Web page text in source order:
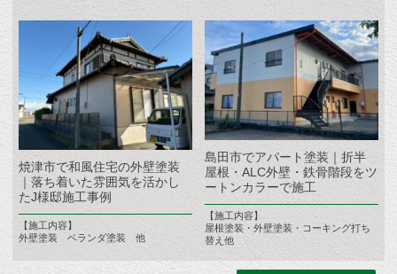
焼津市で和風住宅の外壁塗装
｜落ち着いた雰囲気を活かし
たJ様邸施工事例
【施工内容】
外壁塗装 ベランダ塗装 他
島田市でアパート塗装｜折半
屋根・ALC外壁・鉄骨階段をツ
ートンカラーで施工
【施工内容】
屋根塗装・外壁塗装・コーキング打ち
替え他